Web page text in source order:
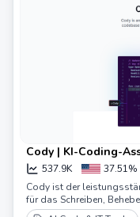
Cody | KI-Coding-
537.9K 37.51%
Cody ist der
für das Schreiben,